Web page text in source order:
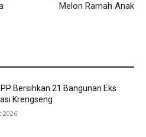
Melon Ramah Anak
Bersihkan 21 Bangunan Eks
Krengseng
2026